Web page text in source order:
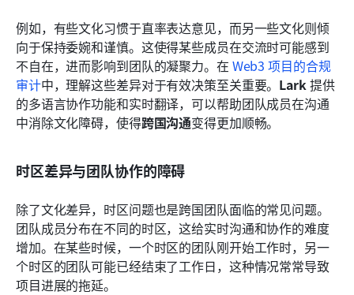
例如，有些文化习惯于直率表达意见，而另一些文化则倾
向于保持委婉和谨慎。这使得某些成员在交流时可能感到
不自在，进而影响到团队的凝聚力。在 Web3 项目的合规
审计中，理解这些差异对于有效决策至关重要。 Lark 提供
的多语言协作功能和实时翻译，可以帮助团队成员在沟通
中消除文化障碍，使得跨国沟通变得更加顺畅。
时区差异与团队协作的障碍
除了文化差异，时区问题也是跨国团队面临的常见问题。
团队成员分布在不同的时区，这给实时沟通和协作的难度
增加。在某些时候，一个时区的团队刚开始工作时，另一
个时区的团队可能已经结束了工作日，这种情况常常导致
项目进展的拖延。